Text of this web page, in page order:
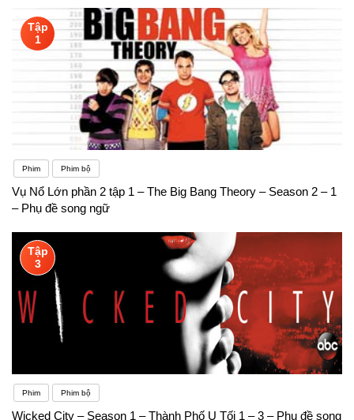
Tập
1
Phim Phim bộ
Vụ Nổ Lớn phần 2 tập 1 – The Big Bang Theory – Season 2 – 1
– Phụ đề song ngữ
Tập
3
Phim Phim bộ
Wicked City – Season 1 – Thành Phố U Tối 1 – 3 – Phụ đề song